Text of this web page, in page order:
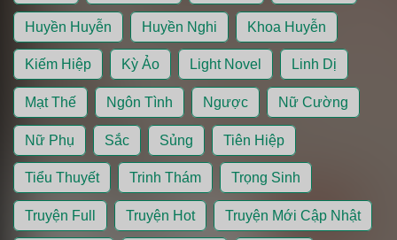
Huyền Huyễn Huyền Nghi Khoa Huyễn
Kiếm Hiệp Kỳ Ảo Light Novel Linh Dị
Mạt Thế Ngôn Tình Ngược Nữ Cường
Nữ Phụ Sắc Sủng Tiên Hiệp
Tiểu Thuyết Trinh Thám Trọng Sinh
Truyện Full Truyện Hot Truyện Mới Cập Nhật